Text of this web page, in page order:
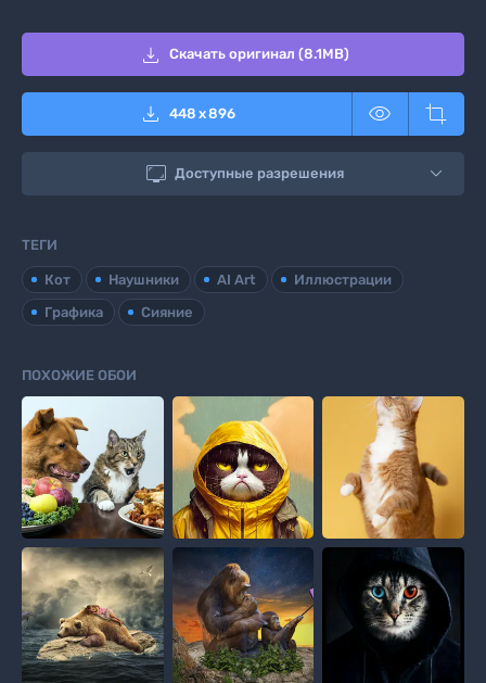
 Скачать оригинал (8.1MB)
 448 x896  
 Доступные разрешения
ТЕГИ
Кот Наушники AI Art
Иллюстрации
Графика
Сияние
ПОХОЖИЕ ОБОИ